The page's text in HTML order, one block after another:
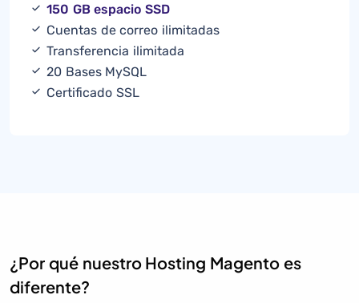
150 GB espacio SSD
Cuentas de correo ilimitadas
Transferencia ilimitada
20 Bases MySQL
Certificado SSL
¿Por qué nuestro Hosting Magento es
diferente?